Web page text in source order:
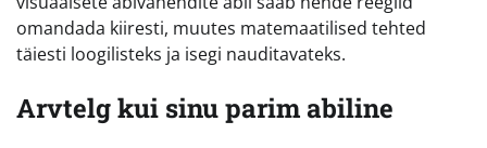
omandada kiiresti, muutes matemaatilised tehted
täiesti loogilisteks ja isegi nauditavateks.
Arvtelg kui sinu parim abiline